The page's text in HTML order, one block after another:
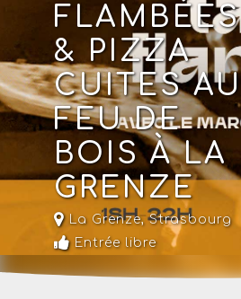
FLAMBÉES
& PIZZA
CUITES AU
FEU DE
BOIS À LA
GRENZE
La Grenze,Strasbourg
Entrée libre